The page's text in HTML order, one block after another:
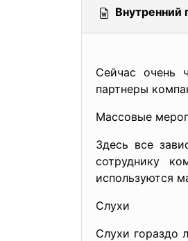
Внутренний
Сейчас очень
партнеры
Массовые
Здесь все
сотруднику
используются
Слухи
Слухи гораздо